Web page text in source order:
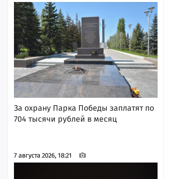
За охрану Парка Победы заплатят по
704 тысячи рублей в месяц
7 августа 2026, 18:21